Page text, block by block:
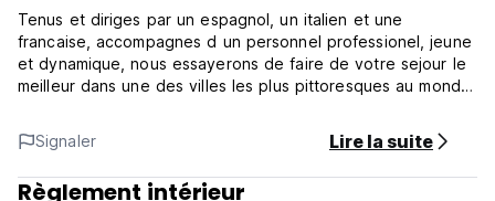
Tenus et diriges par un espagnol, un italien et une
francaise, accompagnes d un personnel professionel, jeune
et dynamique, nous essayerons de faire de votre sejour le
meilleur dans une des villes les plus pittoresques au monde.
voyageurs, sentez vous comme chez vous.
Nous pouvons vous renseigner dans differentes langues
notemment l'anglais, le khmer, le francais, l espagnol et
l'italien et surtout vous donner des conseils honnetes et
Signaler Lire la suite
Règlement intérieur